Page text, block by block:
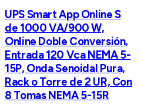
UPS Smart App Online S
de 1000 VA/900 W,
Online Doble Conversión,
Entrada 120 Vca NEMA 5-
15P, Onda Senoidal Pura,
Rack o Torre de 2 UR, Con
8 Tomas NEMA 5-15R